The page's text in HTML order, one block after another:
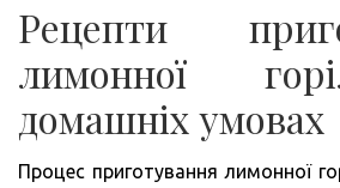
Рецепти
лимонної
домашніх умовах
Процес приготування лимонної